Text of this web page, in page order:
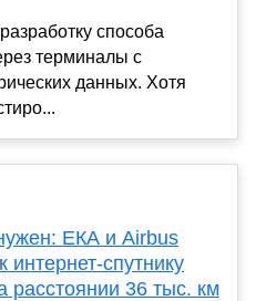
способа
терминалы с
данных. Хотя
ЕКА и Airbus
спутнику
36 тыс. км